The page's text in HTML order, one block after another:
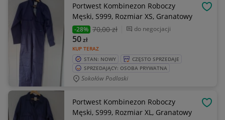
Portwest Kombinezon Roboczy
Męski, S999, Rozmiar XS, Granatowy
-28% 70,00 zł do negocjacji
KUP TERAZ
50zł
STAN: NOWY
CZĘSTO SPRZEDAJE
SPRZEDAJĄCY: OSOBA PRYWATNA
Sokołów Podlaski
Portwest Kombinezon Roboczy
Męski, S999, Rozmiar XL, Granatowy